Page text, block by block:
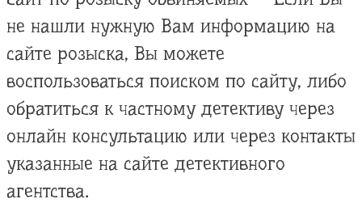
не нашли нужную Вам информацию на
сайте розыска, Вы можете
воспользоваться поиском по сайту, либо
обратиться к частному детективу через
онлайн консультацию или через контакты
указанные на сайте детективного
агентства.